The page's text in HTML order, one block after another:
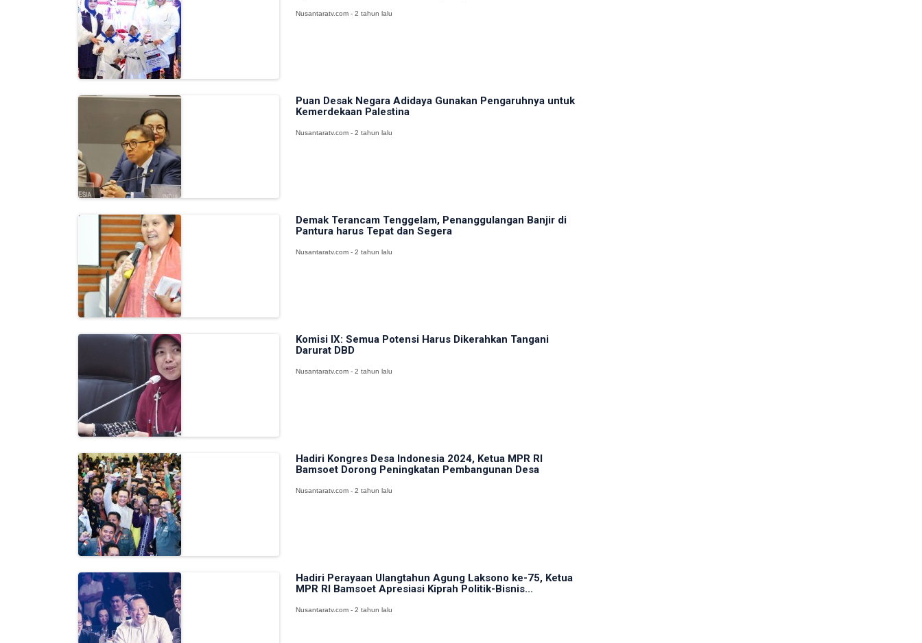
Nusantaratv.com - 2 tahun lalu
Puan Desak Negara Adidaya Gunakan Pengaruhnya untuk
Kemerdekaan Palestina
Nusantaratv.com - 2 tahun lalu
Demak Terancam Tenggelam, Penanggulangan Banjir di
Pantura harus Tepat dan Segera
Nusantaratv.com - 2 tahun lalu
Komisi IX: Semua Potensi Harus Dikerahkan Tangani
Darurat DBD
Nusantaratv.com - 2 tahun lalu
Hadiri Kongres Desa Indonesia 2024, Ketua MPR RI
Bamsoet Dorong Peningkatan Pembangunan Desa
Nusantaratv.com - 2 tahun lalu
Hadiri Perayaan Ulangtahun Agung Laksono ke-75, Ketua
MPR RI Bamsoet Apresiasi Kiprah Politik-Bisnis...
Nusantaratv.com - 2 tahun lalu